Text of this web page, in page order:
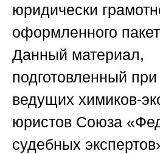
юридически
оформленного
Данный материал,
подготовленный при
ведущих химиков-
юристов Союза
судебных